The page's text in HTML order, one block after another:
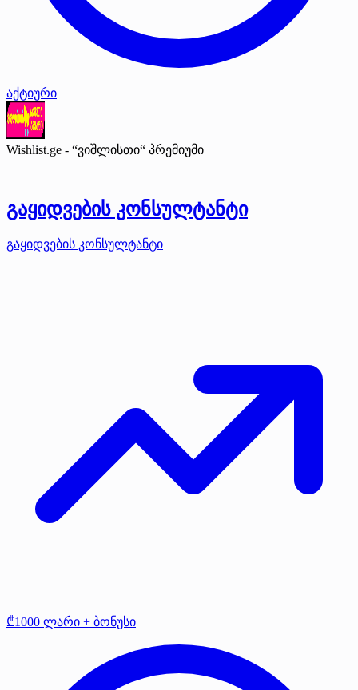
აქტიური
Wishlist.ge - “ვიშლისთი“ პრემიუმი
გაყიდვების კონსულტანტი
გაყიდვების კონსულტანტი
₾1000 ლარი + ბონუსი